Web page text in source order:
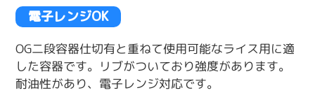
電子レンジOK
OG二段容器仕切有と重ねて使用可能なライス用に適
した容器です。リブがついており強度があります。
耐油性があり、電子レンジ対応です。